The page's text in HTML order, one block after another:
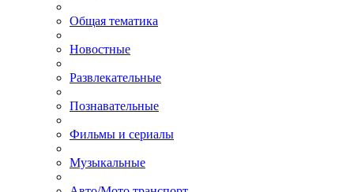
Общая тематика
Новостные
Развлекательные
Познавательные
Фильмы и сериалы
Музыкальные